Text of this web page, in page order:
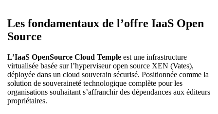
Les fondamentaux de l’offre IaaS Open
Source
L’IaaS OpenSource Cloud Temple est une infrastructure
virtualisée basée sur l’hyperviseur open source XEN (Vates),
déployée dans un cloud souverain sécurisé. Positionnée comme la
solution de souveraineté technologique complète pour les
organisations souhaitant s’affranchir des dépendances aux éditeurs
propriétaires.